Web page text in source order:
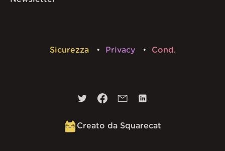
Sicurezza Privacy Cond.
Creato da Squarecat